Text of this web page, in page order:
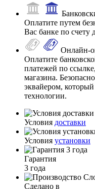
Оплатите путем
Вас банке по счету
Онлайн-
Оплатите
платежей по
магазина.
эквайером,
технологии.
Условия доставки
Условия установки
Гарантия
3 года
Сделано в